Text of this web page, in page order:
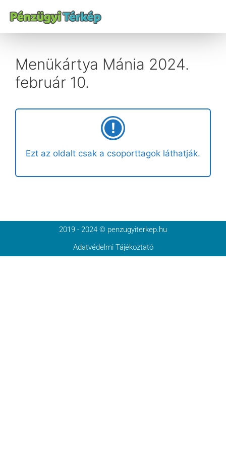
Menükártya Mánia 2024.
február 10.
Ezt az oldalt csak a csoporttagok láthatják.
2019 - 2024 © penzugyiterkep.hu
Adatvédelmi Tájékoztató